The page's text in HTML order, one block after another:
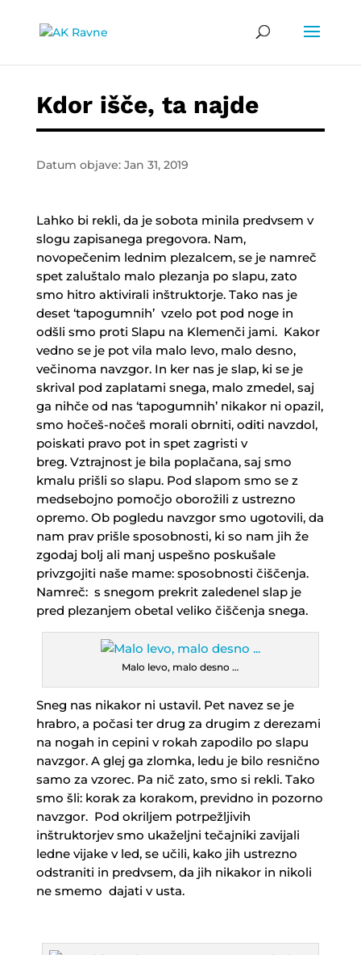
Kdor išče, ta najde
Datum objave: Jan 31, 2019
Lahko bi rekli, da je sobota minila predvsem v
slogu zapisanega pregovora. Nam,
novopečenim lednim plezalcem, se je namreč
spet zaluštalo malo plezanja po slapu, zato
smo hitro aktivirali inštruktorje. Tako nas je
deset ‘tapogumnih’ vzelo pot pod noge in
odšli smo proti Slapu na Klemenči jami. Kakor
vedno se je pot vila malo levo, malo desno,
večinoma navzgor. In ker nas je slap, ki se je
skrival pod zaplatami snega, malo zmedel, saj
ga nihče od nas ‘tapogumnih’ nikakor ni opazil,
smo hočeš-nočeš morali obrniti, oditi navzdol,
poiskati pravo pot in spet zagristi v
breg. Vztrajnost je bila poplačana, saj smo
kmalu prišli so slapu. Pod slapom smo se z
medsebojno pomočjo oborožili z ustrezno
opremo. Ob pogledu navzgor smo ugotovili, da
nam prav prišle sposobnosti, ki so nam jih že
zgodaj bolj ali manj uspešno poskušale
privzgojiti naše mame: sposobnosti čiščenja.
Namreč: s snegom prekrit zaledenel slap je
pred plezanjem obetal veliko čiščenja snega.
Malo levo, malo desno …
Sneg nas nikakor ni ustavil. Pet navez se je
hrabro, a počasi ter drug za drugim z derezami
na nogah in cepini v rokah zapodilo po slapu
navzgor. A glej ga zlomka, ledu je bilo resnično
samo za vzorec. Pa nič zato, smo si rekli. Tako
smo šli: korak za korakom, previdno in pozorno
navzgor. Pod okriljem potrpežljivih
inštruktorjev smo ukaželjni tečajniki zavijali
ledne vijake v led, se učili, kako jih ustrezno
odstraniti in predvsem, da jih nikakor in nikoli
ne smemo dajati v usta.